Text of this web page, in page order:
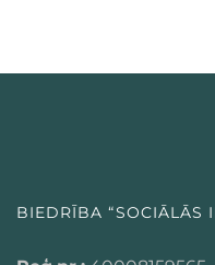
BIEDRĪBA “SOCIĀLĀS